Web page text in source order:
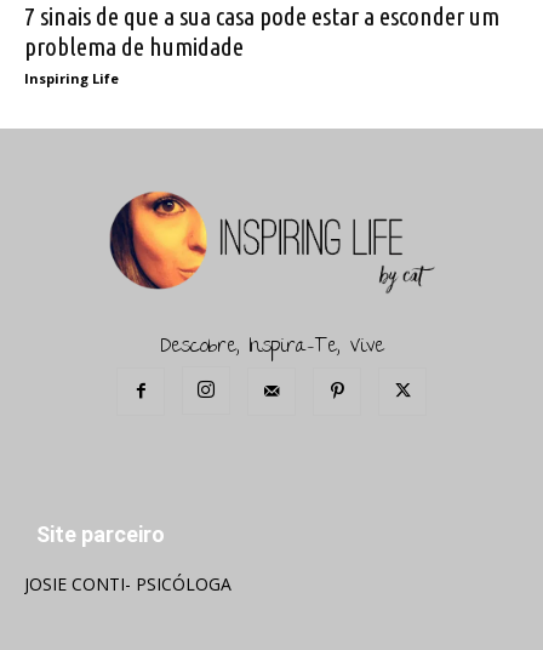
7 sinais de que a sua casa pode estar a esconder um
problema de humidade
Inspiring Life
Descobre, Inspira-Te, Vive
Site parceiro
JOSIE CONTI- PSICÓLOGA